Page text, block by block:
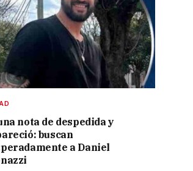
nota de despedida y
buscan
a Daniel